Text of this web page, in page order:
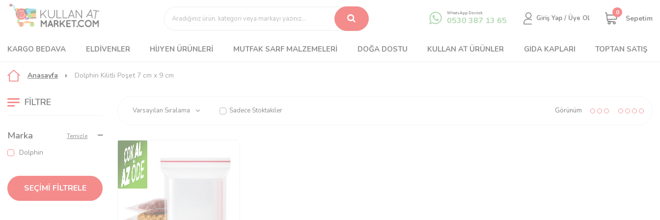
WhatsApp Destek
0530 387 13 65 Giriş Yap / Üye Ol
0
Sepetim
KARGO BEDAVA ELDIVENLER HIJYEN ÜRÜNLERI MUTFAK SARF MALZEMELERI DOĞA DOSTU KULLAN AT ÜRÜNLER GIDA KAPLARI TOPTAN SATIŞ
Anasayfa Dolphin Kilitli Poşet 7 cm x 9 cm
FILTRE
Marka Temizle
Dolphin
SEÇIMI FILTRELE
Sadece Stoktakiler Görünüm